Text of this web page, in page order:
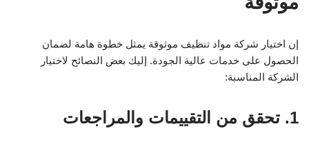
إن اختيار شركة مواد تنظيف موثوقة يمثل خطوة هامة لضمان
الحصول على خدمات عالية الجودة. إليك بعض النصائح لاختيار
الشركة المناسبة:
1. تحقق من التقييمات والمراجعات